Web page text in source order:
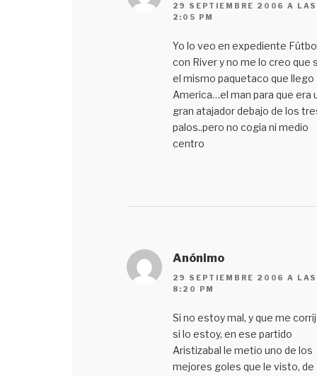
29 SEPTIEMBRE 2006 A LAS
2:05 PM
Yo lo veo en expediente
con River y no me lo creo que
el mismo paquetaco que llego
America…el man para que era
gran atajador debajo de los
palos..pero no cogia ni medio
centro
Anónimo
29 SEPTIEMBRE 2006 A LAS
8:20 PM
Si no estoy mal, y que me
si lo estoy, en ese partido
Aristizabal le metio uno de los
mejores goles que le visto, de